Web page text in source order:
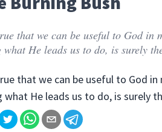
that we can be useful to God in
what He leads us to do, is surely
that we can be useful to God in
what He leads us to do, is surely